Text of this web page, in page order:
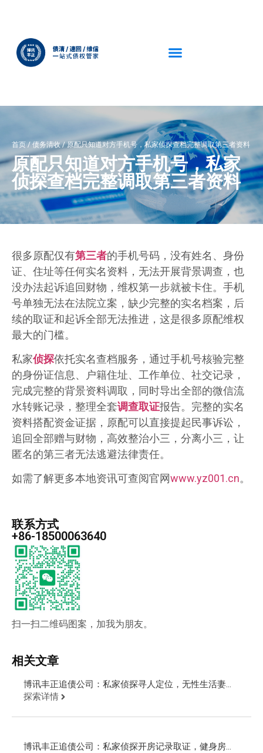
首页/债务清收/原配只知道对方手机号，私家侦探查档完整调取第三者资料
原配只知道对方手机号，私家
侦探查档完整调取第三者资料
很多原配仅有第三者的手机号码，没有姓名、身份
证、住址等任何实名资料，无法开展背景调查，也
没办法起诉追回财物，维权第一步就被卡住。手机
号单独无法在法院立案，缺少完整的实名档案，后
续的取证和起诉全部无法推进，这是很多原配维权
最大的门槛。
私家侦探依托实名查档服务，通过手机号核验完整
的身份证信息、户籍住址、工作单位、社交记录，
完成完整的背景资料调取，同时导出全部的微信流
水转账记录，整理全套调查取证报告。完整的实名
资料搭配资金证据，原配可以直接提起民事诉讼，
追回全部赠与财物，高效整治小三，分离小三，让
匿名的第三者无法逃避法律责任。
如需了解更多本地资讯可查阅官网www.yz001.cn。
联系方式
+86-18500063640
扫一扫二维码图案，加我为朋友。
相关文章
博讯丰正追债公司：私家侦探寻人定位，无性生活妻子
出轨第三者
探索详情
博讯丰正追债公司：私家侦探开房记录取证，健身房第